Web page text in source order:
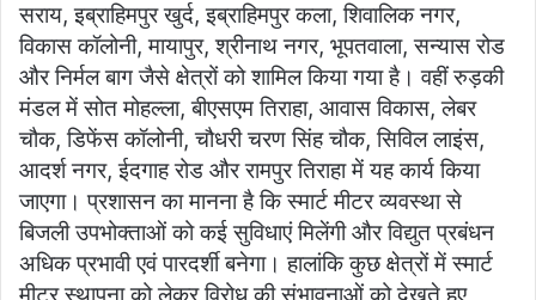
सराय, इब्राहिमपुर खुर्द, इब्राहिमपुर कला, शिवालिक नगर,
विकास कॉलोनी, मायापुर, श्रीनाथ नगर, भूपतवाला, सन्यास रोड
और निर्मल बाग जैसे क्षेत्रों को शामिल किया गया है। वहीं रुड़की
मंडल में सोत मोहल्ला, बीएसएम तिराहा, आवास विकास, लेबर
चौक, डिफेंस कॉलोनी, चौधरी चरण सिंह चौक, सिविल लाइंस,
आदर्श नगर, ईदगाह रोड और रामपुर तिराहा में यह कार्य किया
जाएगा। प्रशासन का मानना है कि स्मार्ट मीटर व्यवस्था से
बिजली उपभोक्ताओं को कई सुविधाएं मिलेंगी और विद्युत प्रबंधन
अधिक प्रभावी एवं पारदर्शी बनेगा। हालांकि कुछ क्षेत्रों में स्मार्ट